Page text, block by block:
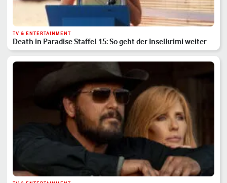
TV & ENTERTAINMENT
Death in Paradise Staffel 15: So geht der Inselkrimi weiter